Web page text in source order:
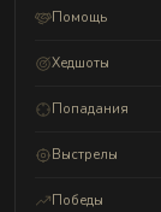
Помощь
Хедшоты
Попадания
Выстрелы
Победы